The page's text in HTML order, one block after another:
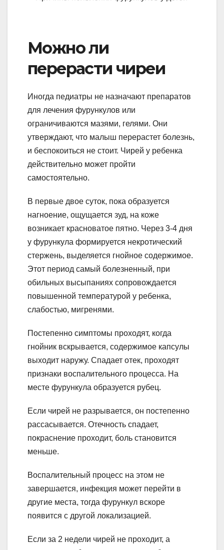
Можно ли
перерасти чиреи
Иногда педиатры не назначают препаратов
для лечения фурункулов или
ограничиваются мазями, гелями. Они
утверждают, что малыш перерастет болезнь,
и беспокоиться не стоит. Чирей у ребенка
действительно может пройти
самостоятельно.
В первые двое суток, пока образуется
нагноение, ощущается зуд, на коже
возникает красноватое пятно. Через 3-4 дня
у фурункула формируется некротический
стержень, выделяется гнойное содержимое.
Этот период самый болезненный, при
обильных высыпаниях сопровождается
повышенной температурой у ребенка,
слабостью, мигренями.
Постепенно симптомы проходят, когда
гнойник вскрывается, содержимое капсулы
выходит наружу. Спадает отек, проходят
признаки воспалительного процесса. На
месте фурункула образуется рубец.
Если чирей не разрывается, он постепенно
рассасывается. Отечность спадает,
покраснение проходит, боль становится
меньше.
Воспалительный процесс на этом не
завершается, инфекция может перейти в
другие места, тогда фурункул вскоре
появится с другой локализацией.
Если за 2 недели чирей не проходит, а